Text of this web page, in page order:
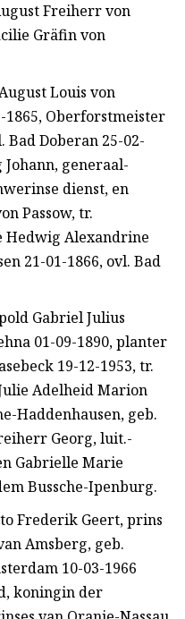
Freiherr von
Gräfin von
Louis von
1865, Oberforstmeister
Doberan 25-02-
generaal-
dienst, en
Passow, tr.
Hedwig Alexandrine
21-01-1866, ovl. Bad
Gabriel Julius
01-09-1890, planter
19-12-1953, tr.
Adelheid Marion
Haddenhausen, geb.
Georg, luit.-
Gabrielle Marie
Bussche-Ipenburg.
Frederik Geert, prins
Amsberg, geb.
10-03-1966
koningin der